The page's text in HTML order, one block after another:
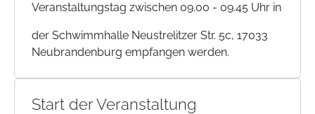
Veranstaltungstag zwischen 09.00 - 09.45 Uhr in
der Schwimmhalle Neustrelitzer Str. 5c, 17033
Neubrandenburg empfangen werden.
Start der Veranstaltung